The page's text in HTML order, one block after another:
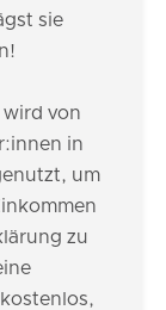
sie
wird von
in
um
zu